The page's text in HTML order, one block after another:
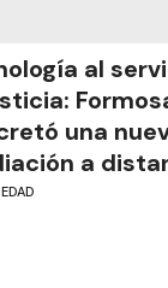
al
una
a